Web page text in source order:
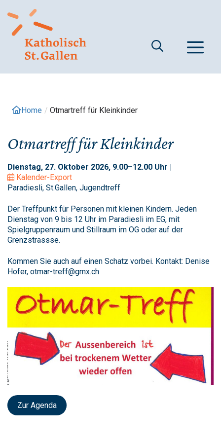
zum
Inhalt
Home / Otmartreff für Kleinkinder
Otmartreff für Kleinkinder
Dienstag, 27. Oktober 2026, 9.00–12.00 Uhr |
Kalender-Export
Paradiesli, St.Gallen, Jugendtreff
Der Treffpunkt für Personen mit kleinen Kindern. Jeden
Dienstag von 9 bis 12 Uhr im Paradiesli im EG, mit
Spielgruppenraum und Stillraum im OG oder auf der
Grenzstrassse.
Kommen Sie auch auf einen Schatz vorbei. Kontakt: Denise
Hofer, otmar-treff@gmx.ch
Zur Agenda